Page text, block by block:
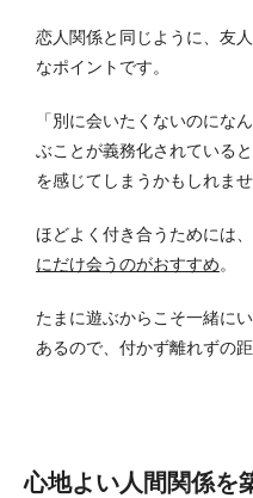
恋人関係と同じように、友
なポイントです。
「別に会いたくないのにな
ぶことが義務化されている
を感じてしまうかもしれませ
ほどよく付き合うためには、
にだけ会うのがおすすめ。
たまに遊ぶからこそ一緒に
あるので、付かず離れずの
心地よい人間関係を